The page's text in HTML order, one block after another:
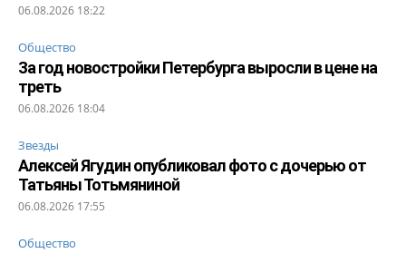
06.08.2026 18:22
Общество
За год новостройки Петербурга выросли в цене на
треть
06.08.2026 18:04
Звезды
Алексей Ягудин опубликовал фото с дочерью от
Татьяны Тотьмяниной
06.08.2026 17:55
Общество